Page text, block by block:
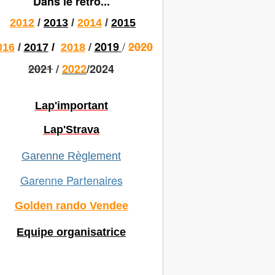
2012 / 2013 / 2014 / 2015
/ 2017/ 2018 / 2019 /2020
2021/2022/2024
Lap'important
Lap'Strava
Garenne Règlement
Garenne Partenaires
Golden rando Vendee
Equipe organisatrice